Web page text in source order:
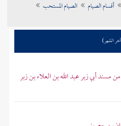
أقسام الصيام
الصيام المستحب
الشهر)
مسند أبي زبر عبد الله بن العلاء بن زبر